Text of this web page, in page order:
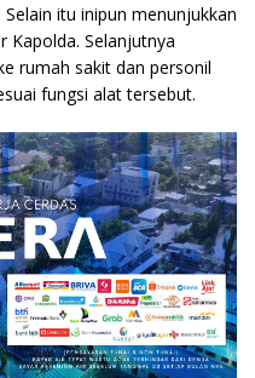
itu inipun menunjukkan
Kapolda. Selanjutnya
rumah sakit dan personil
fungsi alat tersebut.